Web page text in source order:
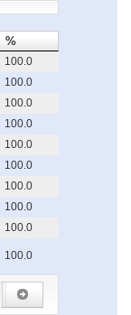
%
100.0
100.0
100.0
100.0
100.0
100.0
100.0
100.0
100.0
100.0